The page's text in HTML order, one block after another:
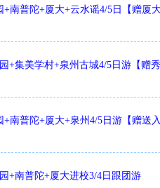
+南普陀+厦大+云水谣4/5日【赠厦
+集美学村+泉州古城4/5日游【赠秀
+南普陀+厦大+泉州4/5日游【赠送
+南普陀+厦大进校3/4日跟团游